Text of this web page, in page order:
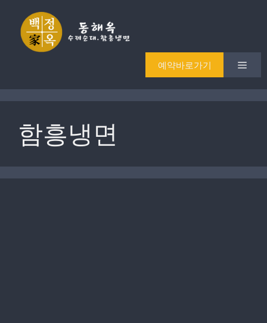
content
예약바로가기
함흥냉면